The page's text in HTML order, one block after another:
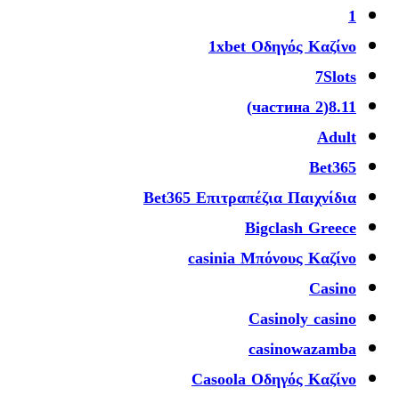
1
1xbet Οδηγός Καζίνο
7Slots
8.11(2 частина)
Adult
Bet365
Bet365 Επιτραπέζια Παιχνίδια
Bigclash Greece
casinia Μπόνους Καζίνο
Casino
Casinoly casino
casinowazamba
Casoola Οδηγός Καζίνο